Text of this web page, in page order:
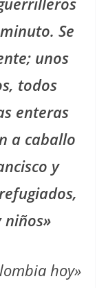
Se
unos
todos
enteras
a caballo
y
hoy»